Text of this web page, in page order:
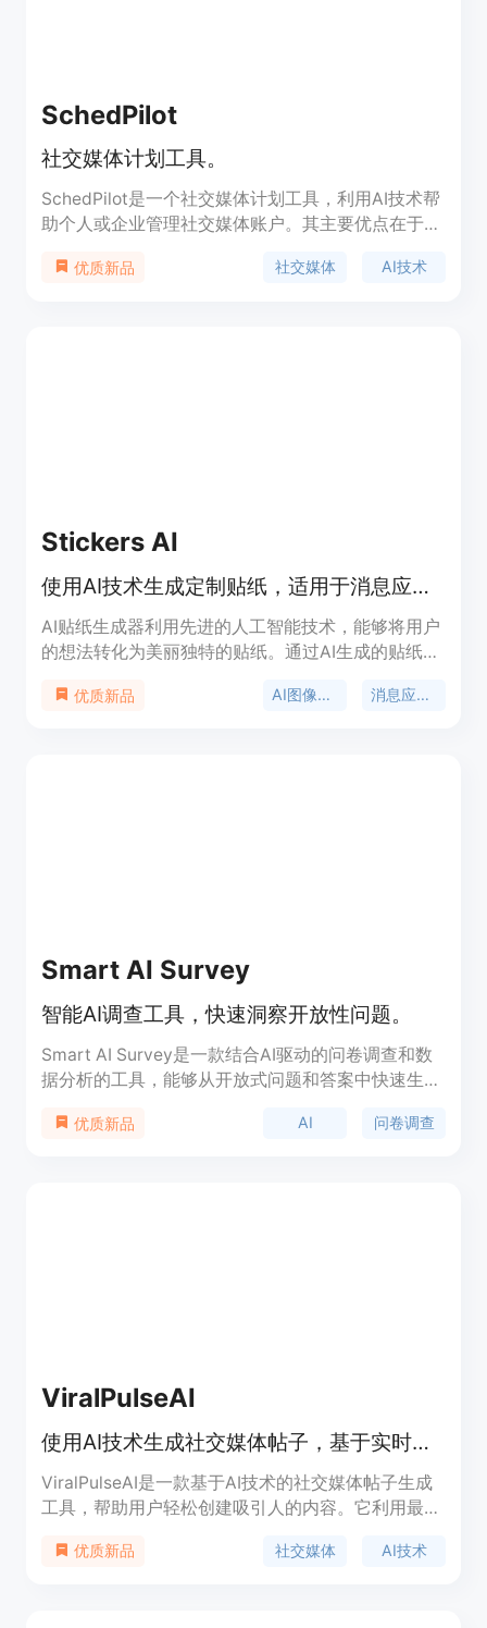
SchedPilot
社交媒体计划工具。
SchedPilot是一个社交媒体计划工具，利用AI技术帮
助个人或企业管理社交媒体账户。其主要优点在于支
插件等功能，旨在帮助用户轻松提高社交媒体影响
优质新品 社交媒体 AI技术
Stickers AI
使用AI技术生成定制贴纸，适用于消息应用和社交媒体。
AI贴纸生成器利用先进的人工智能技术，能够将用户
的想法转化为美丽独特的贴纸。通过AI生成的贴纸可
优质新品 AI图像生成 消息应用贴纸
Smart AI Survey
智能AI调查工具，快速洞察开放性问题。
Smart AI Survey是一款结合AI驱动的问卷调查和数
据分析的工具，能够从开放式问题和答案中快速生成
响应。AI数据分析能够识别主题和洞见，提供对数据
优质新品 AI 问卷调查
ViralPulseAI
使用AI技术生成社交媒体帖子，基于实时行业趋势，提高在线活跃度。
ViralPulseAI是一款基于AI技术的社交媒体帖子生成
工具，帮助用户轻松创建吸引人的内容。它利用最新
背景丰富，价格合理，定位于提供高效的社交媒体内
优质新品 社交媒体 AI技术